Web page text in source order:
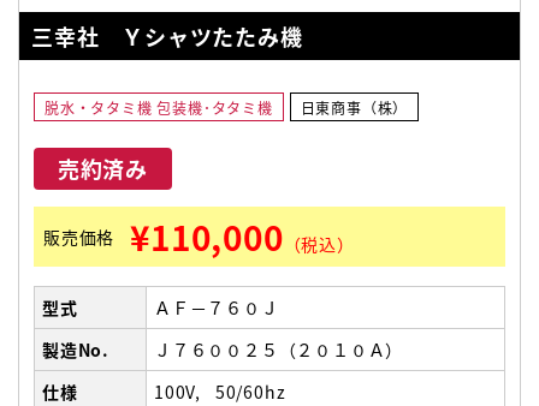
三幸社 Ｙシャツたたみ機
脱水・タタミ機 包装機･タタミ機 日東商事（株）
売約済み
販売価格 ¥110,000 （税込）
型式
ＡＦ－７６０Ｊ
製造No.
Ｊ７６００２５（２０１０Ａ）
仕様
100V 50/60hz